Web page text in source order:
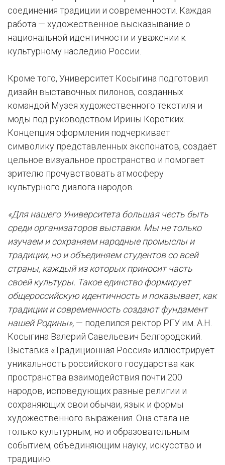
соединения традиции и современности. Каждая
работа — художественное высказывание о
национальной идентичности и уважении к
культурному наследию России.
Кроме того, Университет Косыгина подготовил
дизайн выставочных пилонов, созданных
командой Музея художественного текстиля и
моды под руководством Ирины Коротких.
Концепция оформления подчеркивает
символику представленных экспонатов, создаёт
цельное визуальное пространство и помогает
зрителю прочувствовать атмосферу
культурного диалога народов.
«Для нашего Университета большая честь быть
среди организаторов выставки. Мы не только
изучаем и сохраняем народные промыслы и
традиции, но и объединяем студентов со всей
страны, каждый из которых приносит часть
своей культуры. Такое единство формирует
общероссийскую идентичность и показывает, как
традиции и современность создают фундамент
нашей Родины», — поделился ректор РГУ им. А.Н.
Косыгина Валерий Савельевич Белгородский.
Выставка «Традиционная Россия» иллюстрирует
уникальность российского государства как
пространства взаимодействия почти 200
народов, исповедующих разные религии и
сохраняющих свои обычаи, язык и формы
художественного выражения. Она стала не
только культурным, но и образовательным
событием, объединяющим науку, искусство и
традицию.